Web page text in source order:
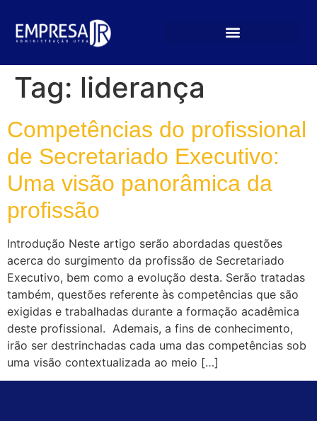
Tag: liderança
Competências do profissional
de Secretariado Executivo:
Uma visão panorâmica da
profissão
Introdução Neste artigo serão abordadas questões
acerca do surgimento da profissão de Secretariado
Executivo, bem como a evolução desta. Serão tratadas
também, questões referente às competências que são
exigidas e trabalhadas durante a formação acadêmica
deste profissional. Ademais, a fins de conhecimento,
irão ser destrinchadas cada uma das competências sob
uma visão contextualizada ao meio […]